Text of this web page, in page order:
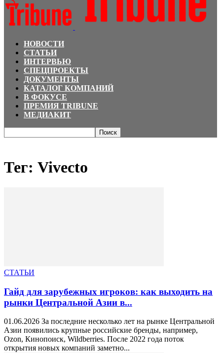
НОВОСТИ
СТАТЬИ
ИНТЕРВЬЮ
СПЕЦПРОЕКТЫ
ДОКУМЕНТЫ
КАТАЛОГ КОМПАНИЙ
В ФОКУСЕ
ПРЕМИЯ TRIBUNE
МЕДИАКИТ
Тег: Vivecto
СТАТЬИ
Гайд для зарубежных игроков: как выходить на
рынки Центральной Азии в...
01.06.2026 За последние несколько лет на рынке Центральной
Азии появились крупные российские бренды, например,
Ozon, Кинопоиск, Wildberries. После 2022 года поток
открытия новых компаний заметно...